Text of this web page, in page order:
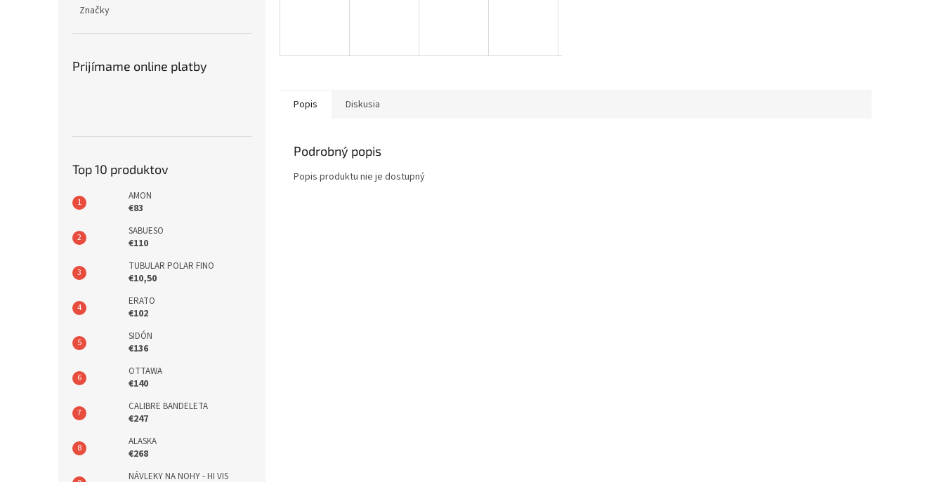
Značky
Prijímame online platby
Top 10 produktov
AMON
€83
SABUESO
€110
TUBULAR POLAR FINO
€10,50
ERATO
€102
SIDÓN
€136
OTTAWA
€140
CALIBRE BANDELETA
€247
ALASKA
€268
NÁVLEKY NA NOHY - HI VIS
Popis Diskusia
Podrobný popis
Popis produktu nie je dostupný